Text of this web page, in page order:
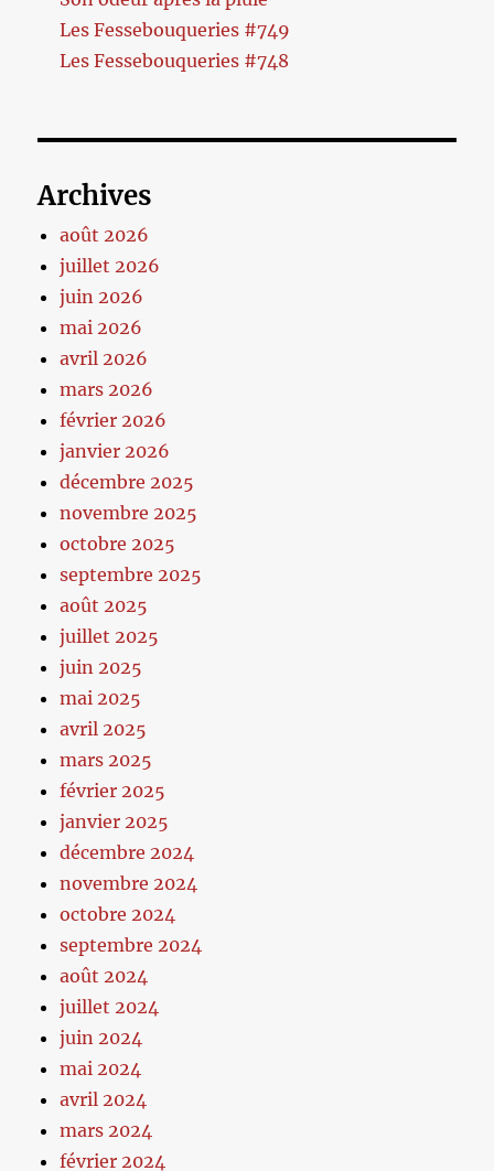
Les Fessebouqueries #749
Les Fessebouqueries #748
Archives
août 2026
juillet 2026
juin 2026
mai 2026
avril 2026
mars 2026
février 2026
janvier 2026
décembre 2025
novembre 2025
octobre 2025
septembre 2025
août 2025
juillet 2025
juin 2025
mai 2025
avril 2025
mars 2025
février 2025
janvier 2025
décembre 2024
novembre 2024
octobre 2024
septembre 2024
août 2024
juillet 2024
juin 2024
mai 2024
avril 2024
mars 2024
février 2024